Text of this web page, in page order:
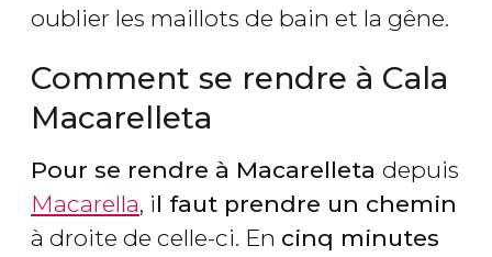
oublier les maillots de bain et la gêne.
Comment se rendre à Cala
Macarelleta
Pour se rendre à Macarelleta depuis
Macarella, il faut prendre un chemin
à droite de celle-ci. En cinq minutes